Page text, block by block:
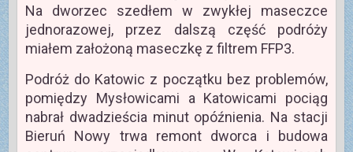
Na dworzec szedłem w zwykłej maseczce
jednorazowej, przez dalszą część podróży
miałem założoną maseczkę z filtrem FFP3.
Podróż do Katowic z początku bez problemów,
pomiędzy Mysłowicami a Katowicami pociąg
nabrał dwadzieścia minut opóźnienia. Na stacji
Bieruń Nowy trwa remont dworca i budowa